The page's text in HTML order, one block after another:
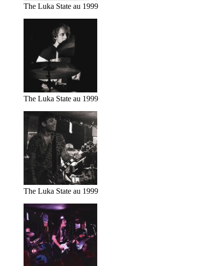
The Luka State au 1999
The Luka State au 1999
The Luka State au 1999